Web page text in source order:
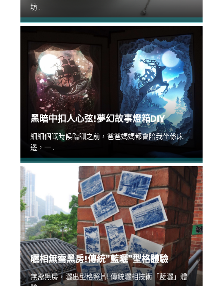
坊...
黑暗中扣人心弦!夢幻故事燈箱DIY
細細個嘅時候臨瞓之前，爸爸媽媽都會陪我坐係床
邊，一...
曬相無需黑房!傳統”藍曬”型格體驗
無需黑房，曬出型格照片! 傳統曬相技術「藍曬」體